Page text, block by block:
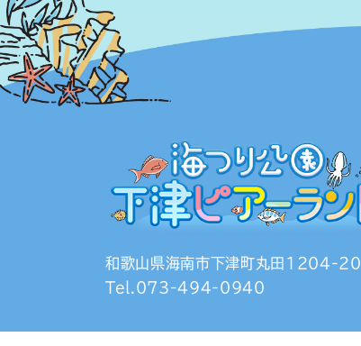
和歌山県海南市下津町丸田1204-20
Tel.073-494-0940